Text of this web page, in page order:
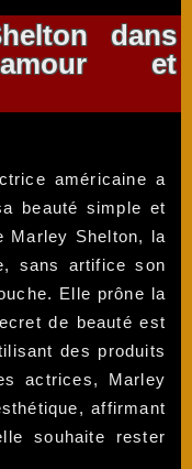
dans
et
américaine a
beauté simple et
Marley Shelton, la
sans artifice son
Elle prône la
de beauté est
des produits
actrices, Marley
affirmant
souhaite rester